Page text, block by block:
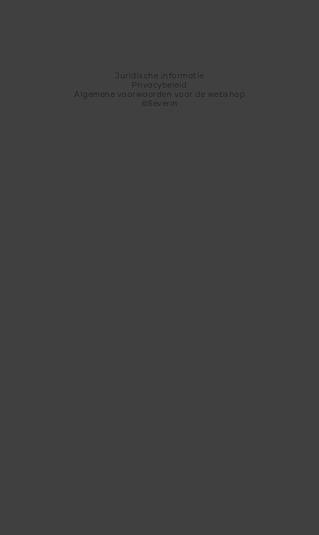
Juridische informatie
Privacybeleid
Algemene voorwaarden voor de webshop
©Severin